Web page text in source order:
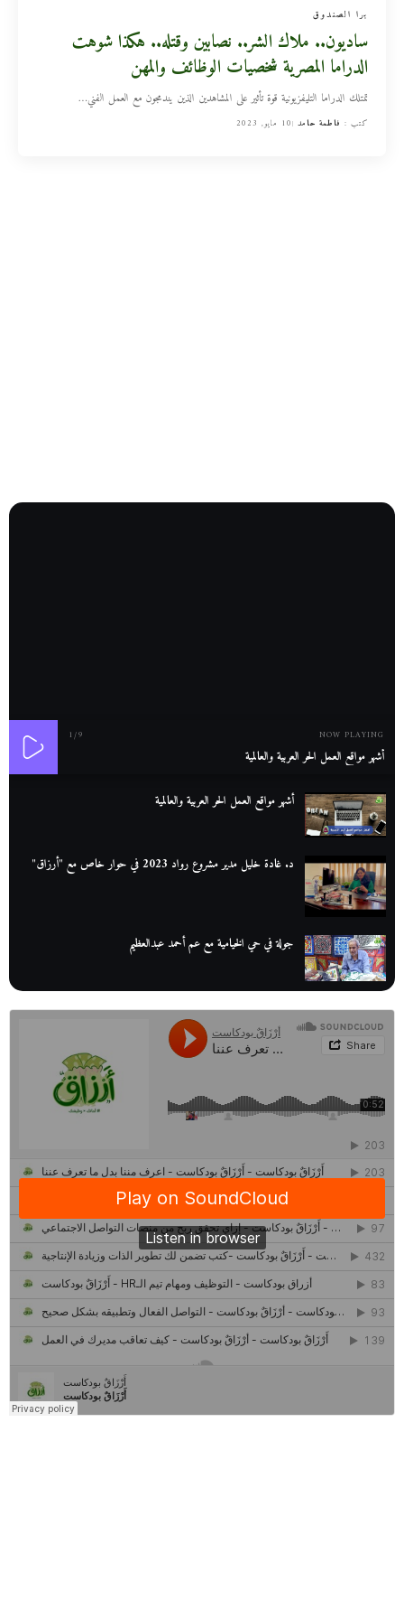
برا الصندوق
ساديون.. ملاك الشر.. نصابين وقتله.. هكذا شوهت
الدراما المصرية شخصيات الوظائف والمهن
تمتلك الدراما التليفزيونية قوة تأثير على المشاهدين الذين يندمجون مع العمل الفني…
كتب : فاطمة حامد 10 مايو, 2023
NOW PLAYING
1/9
أشهر مواقع العمل الحر العربية والعالمية
أشهر مواقع العمل الحر العربية والعالمية
د. غادة خليل مدير مشروع رواد 2023 في حوار خاص مع "أرزاق"
جولة في حي الخيامية مع عم أحمد عبدالعظيم
عم عوض| قصة كفاح بائع كتب تبدأ بالأُمية
أقدم مطحن بن في مصر| يكشف لنا أسرار صناعة البن
حصاد 2022 لمشروع "رواد 2030″
كل ما تريد معرفته عن مشروع "رواد 2030″
مركز جروان للثقافة والفنون | نموذج المركز القروي الريادي في الثقافة